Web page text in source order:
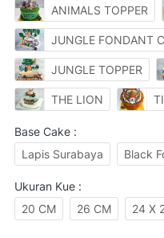
ANIMALS TOPPER
JUNGLE FONDANT
JUNGLE TOPPER
THE LION
Base Cake :
Lapis Surabaya
Black
Ukuran Kue :
20 CM
26 CM 24 X